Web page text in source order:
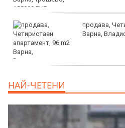
продава,
Варна,
НАЙ-ЧЕТЕНИ